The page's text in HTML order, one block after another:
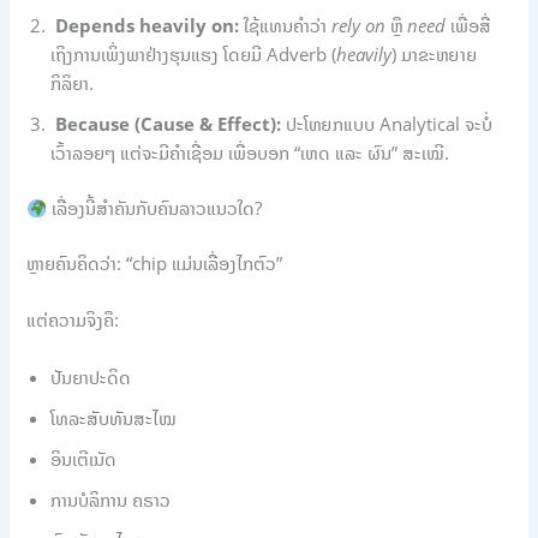
Depends heavily on:ໃຊ້ແທນຄຳວ່າrely on ຫຼືneed ເພື່ອສື່
ເຖິງການເພິ່ງພາຢ່າງຮຸນແຮງ ໂດຍມີ Adverb (heavily) ມາຂະຫຍາຍ
ກິລິຍາ.
Because (Cause & Effect): ປະໂຫຍກແບບ Analytical ຈະບໍ່
ເວົ້າລອຍໆ ແຕ່ຈະມີຄຳເຊື່ອມ ເພື່ອບອກ “ເຫດ ແລະ ຜົນ” ສະເໝີ.
ເລື່ອງນີ້ສຳຄັນກັບຄົນລາວແນວໃດ?
ຫຼາຍຄົນຄິດວ່າ: “chip ແມ່ນເລື່ອງໄກຕົວ”
ແຕ່ຄວາມຈິງຄື:
ປັນຍາປະດິດ
ໂທລະສັບທັນສະໄໝ
ອິນເຕີເນັດ
ການບໍລິການ ຄຣາວ